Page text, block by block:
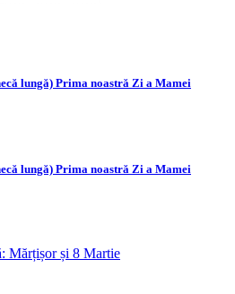
lungă) Prima noastră Zi a Mamei
lungă) Prima noastră Zi a Mamei